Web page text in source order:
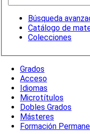
Búsqueda
Catálogo de
Colecciones
Grados
Acceso
Idiomas
Microtítulos
Dobles Grados
Másteres
Formación